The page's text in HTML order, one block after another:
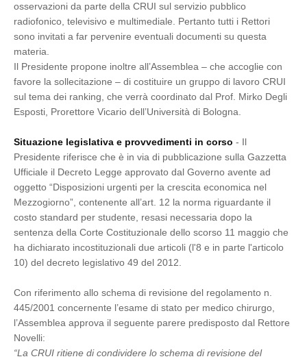
osservazioni da parte della CRUI sul servizio pubblico
radiofonico, televisivo e multimediale. Pertanto tutti i Rettori
sono invitati a far pervenire eventuali documenti su questa
materia.
Il Presidente propone inoltre all’Assemblea – che accoglie con
favore la sollecitazione – di costituire un gruppo di lavoro CRUI
sul tema dei ranking, che verrà coordinato dal Prof. Mirko Degli
Esposti, Prorettore Vicario dell’Università di Bologna.
Situazione legislativa e provvedimenti in corso - Il
Presidente riferisce che è in via di pubblicazione sulla Gazzetta
Ufficiale il Decreto Legge approvato dal Governo avente ad
oggetto “Disposizioni urgenti per la crescita economica nel
Mezzogiorno”, contenente all’art. 12 la norma riguardante il
costo standard per studente, resasi necessaria dopo la
sentenza della Corte Costituzionale dello scorso 11 maggio che
ha dichiarato incostituzionali due articoli (l'8 e in parte l'articolo
10) del decreto legislativo 49 del 2012.
Con riferimento allo schema di revisione del regolamento n.
445/2001 concernente l’esame di stato per medico chirurgo,
l’Assemblea approva il seguente parere predisposto dal Rettore
Novelli:
“La CRUI ritiene di condividere lo schema di revisione del